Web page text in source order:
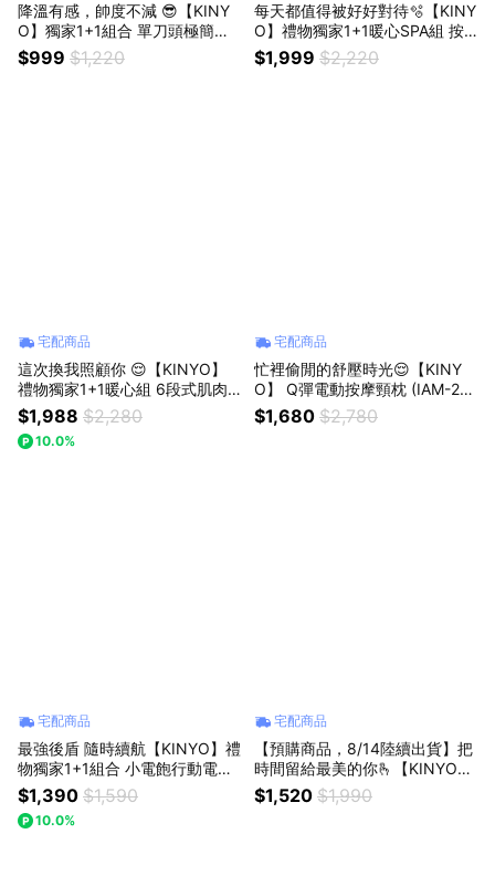
降溫有感，帥度不減 😎【KINY
O】獨家1+1組合 單刀頭極簡俐
落刮鬍刀+無葉渦輪隨行頸掛風
扇 父親節禮物
$999 $1,220
每天都值得被好好對待🫧【KINY
O】禮物獨家1+1暖心SPA組 按
摩摺疊足浴機+溫感煥顏導入刮
痧儀 送禮 禮物 日常 保養 舒緩
$1,999 $2,220
宅配商品
這次換我照顧你 😌【KINYO】
禮物獨家1+1暖心組 6段式肌肉
舒緩筋膜槍+頸椎熱敷伸展枕 父
親節 日常 舒緩 放鬆 送禮
$1,988 $2,280
10.0%
宅配商品
忙裡偷閒的舒壓時光😌【KINY
O】 Q彈電動按摩頸枕 (IAM-27
03) 生日禮物 肩頸 按摩 紓壓 長
輩送禮
$1,680 $2,780
宅配商品
最強後盾 隨時續航【KINYO】禮
物獨家1+1組合 小電飽行動電源
(NKPB-4341)+ 短柄入耳藍芽耳
機(BTE-3758) 父親節禮物 開學
3C
$1,390 $1,590
10.0%
宅配商品
【預購商品，8/14陸續出貨】把
時間留給最美的你🫰【KINYO】
禮物獨家1+1暖心按摩組 溫熱導
入刮痧按摩儀+6段式肌肉舒緩筋
$1,520 $1,990